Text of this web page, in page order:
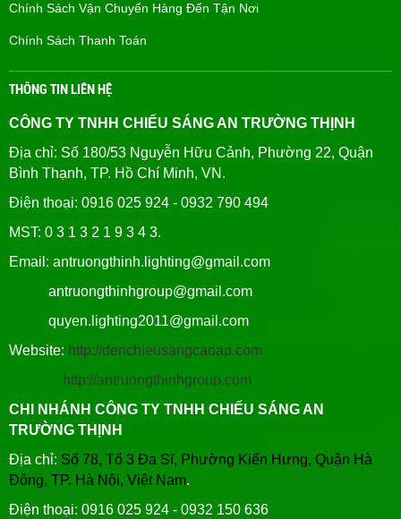
Chính Sách Vận Chuyển Hàng Đến Tận Nơi
Chính Sách Thanh Toán
THÔNG TIN LIÊN HỆ
CÔNG TY TNHH CHIẾU SÁNG AN TRƯỜNG THỊNH
Địa chỉ: Số 180/53 Nguyễn Hữu Cảnh, Phường 22, Quận
Bình Thạnh, TP. Hồ Chí Minh, VN.
Điện thoại: 0916 025 924 - 0932 790 494
MST: 0 3 1 3 2 1 9 3 4 3.
Email: antruongthinh.lighting@gmail.com
antruongthinhgroup@gmail.com
quyen.lighting2011@gmail.com
Website: http://denchieusangcaoap.com
http://antruongthinhgroup.com
CHI NHÁNH CÔNG TY TNHH CHIẾU SÁNG AN
TRƯỜNG THỊNH
Địa chỉ: Số 78, Tổ 3 Đa Sĩ, Phường Kiến Hưng, Quận Hà
Đông, TP. Hà Nội, Việt Nam.
Điện thoại: 0916 025 924 - 0932 150 636